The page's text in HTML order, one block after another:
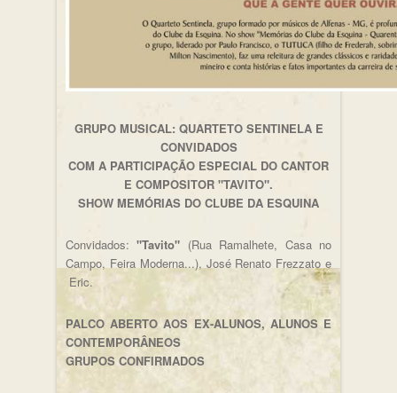
GRUPO MUSICAL: QUARTETO SENTINELA E
CONVIDADOS
COM A PARTICIPAÇÃO ESPECIAL DO CANTOR
E COMPOSITOR "TAVITO".
SHOW MEMÓRIAS DO CLUBE DA ESQUINA
Convidados:"Tavito" (Rua Ramalhete, Casa no
Campo, Feira Moderna...), José Renato Frezzato e
Eric.
PALCO ABERTO AOS EX-ALUNOS, ALUNOS E
CONTEMPORÂNEOS
GRUPOS CONFIRMADOS